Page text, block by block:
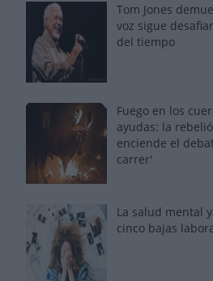
Tom Jones
voz sigue
del tiempo
Fuego en los
ayudas: la
enciende el
carrer'
La salud mental
cinco bajas